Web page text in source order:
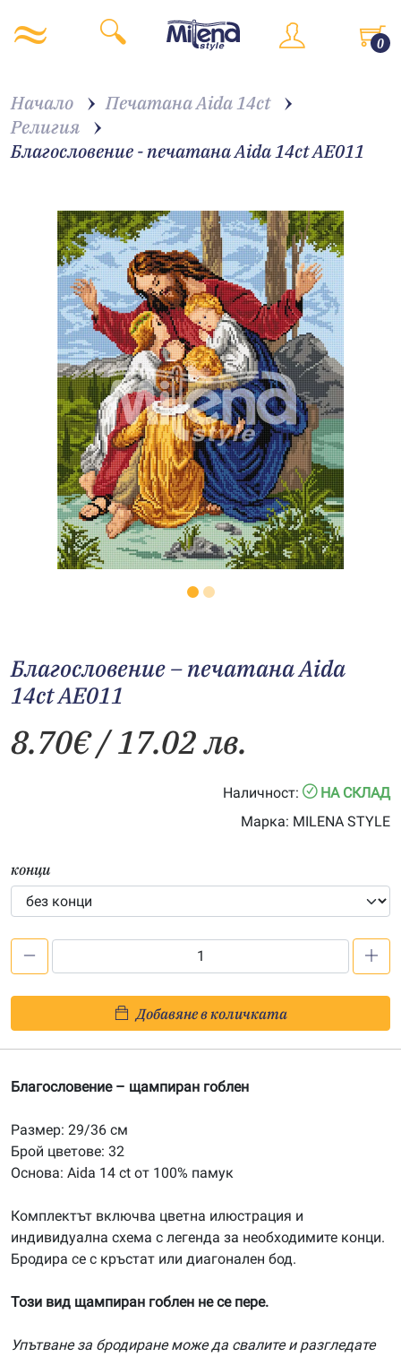
0
Начало
Печатана Aida 14ct
Религия
Благословение - печатана Aida 14ct AE011
Благословение – печатана Aida
14ct AE011
8.70€/ 17.02 лв.
Наличност:
НА СКЛАД
Марка: MILENA STYLE
конци
Благословение
-
печатана
14ct
Добавяне в количката
Благословение – щампиран гоблен
Размер: 29/36 см
Брой цветове: 32
Основа: Aida 14 ct от 100% памук
Комплектът включва цветна илюстрация и
индивидуална схема с легенда за необходимите конци.
Бродира се с кръстат или диагонален бод.
Този вид щампиран гоблен не се пере.
Упътване за бродиране може да свалите и разгледате